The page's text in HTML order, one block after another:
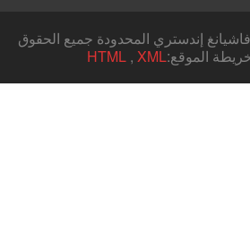
فاشيانغ إندستري المحدودة جميع الحقوق
الموقع:
HTML, XML